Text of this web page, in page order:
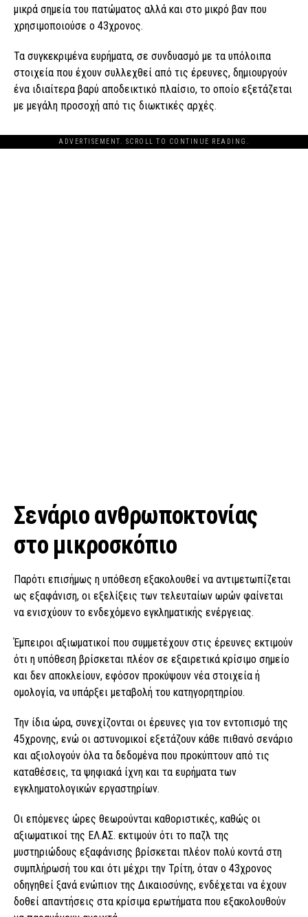
μικρά σημεία του πατώματος αλλά και στο μικρό βαν που
χρησιμοποιούσε ο 43χρονος.
Τα συγκεκριμένα ευρήματα, σε συνδυασμό με τα υπόλοιπα
στοιχεία που έχουν συλλεχθεί από τις έρευνες, δημιουργούν
ένα ιδιαίτερα βαρύ αποδεικτικό πλαίσιο, το οποίο εξετάζεται
με μεγάλη προσοχή από τις διωκτικές αρχές.
ADVERTISEMENT. SCROLL TO CONTINUE READING.
Σενάριο ανθρωποκτονίας
στο μικροσκόπιο
Παρότι επισήμως η υπόθεση εξακολουθεί να αντιμετωπίζεται
ως εξαφάνιση, οι εξελίξεις των τελευταίων ωρών φαίνεται
να ενισχύουν το ενδεχόμενο εγκληματικής ενέργειας.
Έμπειροι αξιωματικοί που συμμετέχουν στις έρευνες εκτιμούν
ότι η υπόθεση βρίσκεται πλέον σε εξαιρετικά κρίσιμο σημείο
και δεν αποκλείουν, εφόσον προκύψουν νέα στοιχεία ή
ομολογία, να υπάρξει μεταβολή του κατηγορητηρίου.
Την ίδια ώρα, συνεχίζονται οι έρευνες για τον εντοπισμό της
45χρονης, ενώ οι αστυνομικοί εξετάζουν κάθε πιθανό σενάριο
και αξιολογούν όλα τα δεδομένα που προκύπτουν από τις
καταθέσεις, τα ψηφιακά ίχνη και τα ευρήματα των
εγκληματολογικών εργαστηρίων.
Οι επόμενες ώρες θεωρούνται καθοριστικές, καθώς οι
αξιωματικοί της ΕΛ.ΑΣ. εκτιμούν ότι το παζλ της
μυστηριώδους εξαφάνισης βρίσκεται πλέον πολύ κοντά στη
συμπλήρωσή του και ότι μέχρι την Τρίτη, όταν ο 43χρονος
οδηγηθεί ξανά ενώπιον της Δικαιοσύνης, ενδέχεται να έχουν
δοθεί απαντήσεις στα κρίσιμα ερωτήματα που εξακολουθούν